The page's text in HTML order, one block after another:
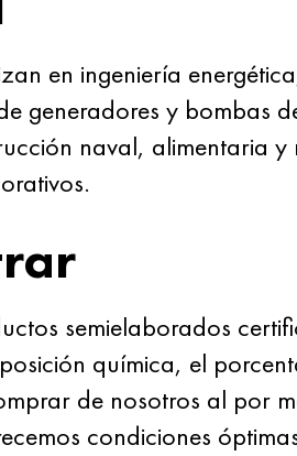
en ingeniería
generadores y bombas
naval, alimentaria
semielaborados
química, el
de nosotros al por
condiciones